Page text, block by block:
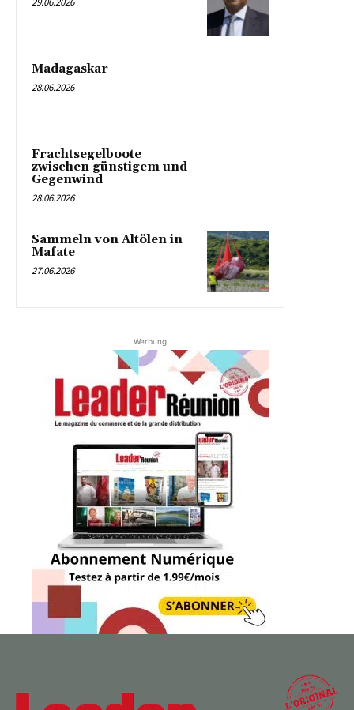
Madagaskar
28.06.2026
Frachtsegelboote
zwischen günstigem und
Gegenwind
28.06.2026
Sammeln von Altölen in
Mafate
27.06.2026
Werbung